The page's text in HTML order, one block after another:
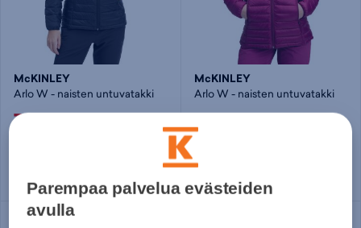
McKINLEY
Arlo W - naisten untuvatakki
79,95€
Useita kokoja
McKINLEY
Arlo W - naisten untuvatakki
79,95€
Useita kokoja
Parempaa palvelua evästeiden
avulla